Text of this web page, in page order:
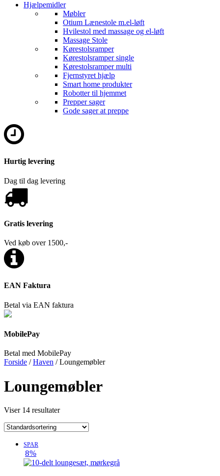
Hjælpemidler
Møbler
Otium Lænestole m.el-løft
Hvilestol med massage og el-løft
Massage Stole
Kørestolsramper
Kørestolsramper single
Kørestolsramper multi
Fjernstyret hjælp
Smart home produkter
Robotter til hjemmet
Prepper sager
Gode sager at preppe
Hurtig levering
Dag til dag levering
Gratis levering
Ved køb over 1500,-
EAN Faktura
Betal via EAN faktura
MobilePay
Betal med MobilePay
Forside /Haven / Loungemøbler
Loungemøbler
Viser 14 resultater
SPAR
8%